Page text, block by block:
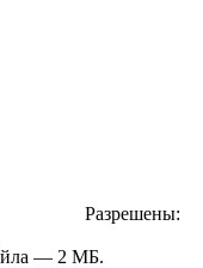
Разрешены:
— 2 МБ.